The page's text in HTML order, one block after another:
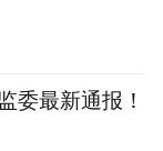
委最新通报！